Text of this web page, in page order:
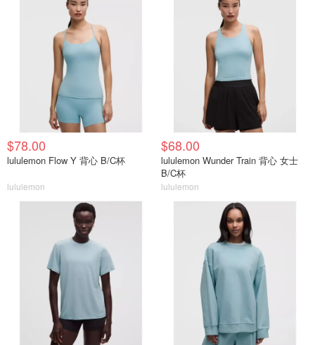
$78.00
lululemon Flow Y 背心 B/C杯
lululemon
$68.00
lululemon Wunder Train 背心 女士
B/C杯
lululemon